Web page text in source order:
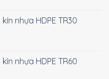
nhựa HDPE TR30
nhựa HDPE TR60